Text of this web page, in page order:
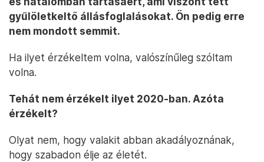
gyűlöletkeltő állásfoglalásokat. Ön pedig erre
nem mondott semmit.
Ha ilyet érzékeltem volna, valószínűleg szóltam
volna.
Tehát nem érzékelt ilyet 2020-ban. Azóta
érzékelt?
Olyat nem, hogy valakit abban akadályoznának,
hogy szabadon élje az életét.